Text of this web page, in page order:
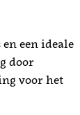
een ideale
door
voor het